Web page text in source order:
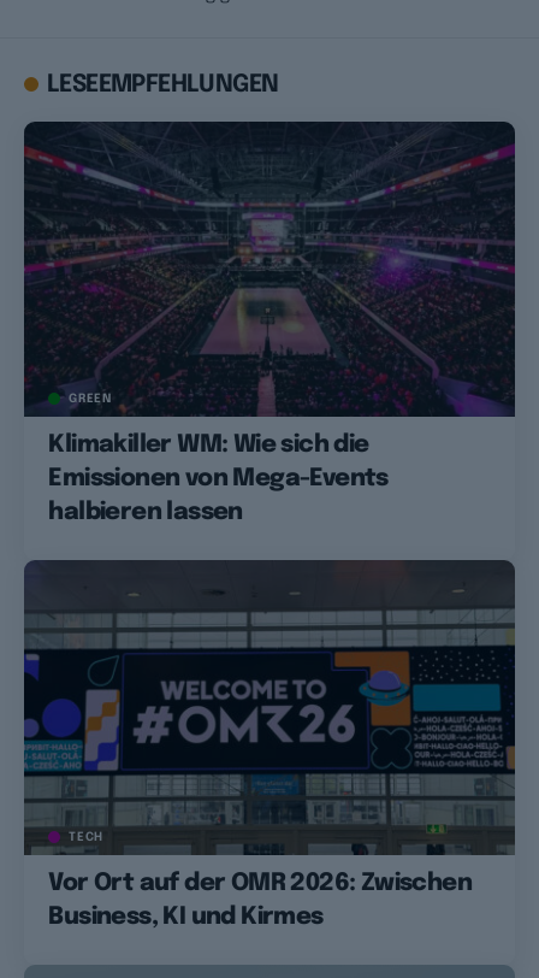
LESEEMPFEHLUNGEN
GREEN
Klimakiller WM: Wie sich die
Emissionen von Mega-Events
halbieren lassen
TECH
Vor Ort auf der OMR 2026: Zwischen
Business, KI und Kirmes